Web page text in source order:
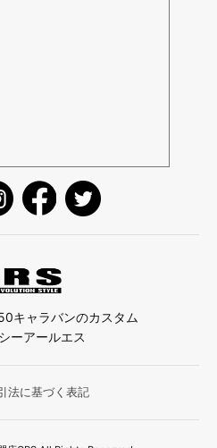
キャラバンのカスタム
ーアールエス
法に基づく表記